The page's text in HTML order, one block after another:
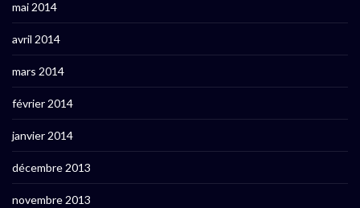
mai 2014
avril 2014
mars 2014
février 2014
janvier 2014
décembre 2013
novembre 2013